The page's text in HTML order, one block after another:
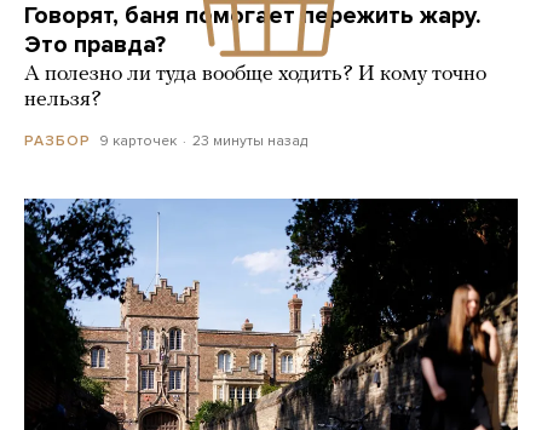
Говорят, баня помогает пережить жару.
Это правда?
А полезно ли туда вообще ходить? И кому точно
нельзя?
РАЗБОР 9 карточек 23 минуты назад